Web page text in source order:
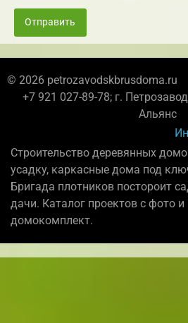
Отправить
© 2026 petrozavodskbrusdoma.ru
+7 921 027-89-78; г.
Альянс
Строительство деревянных
усадку, каркасные дома под
Бригада плотников постороит
дачи. Каталог проектов с фото
домокомплект.